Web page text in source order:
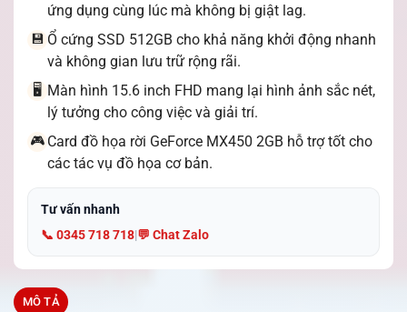
ứng dụng cùng lúc mà không bị giật lag.
💾 Ổ cứng SSD 512GB cho khả năng khởi động nhanh
và không gian lưu trữ rộng rãi.
🖥️ Màn hình 15.6 inch FHD mang lại hình ảnh sắc nét,
lý tưởng cho công việc và giải trí.
🎮 Card đồ họa rời GeForce MX450 2GB hỗ trợ tốt cho
các tác vụ đồ họa cơ bản.
Tư vấn nhanh
📞 0345 718 718|💬 Chat Zalo
MÔ TẢ